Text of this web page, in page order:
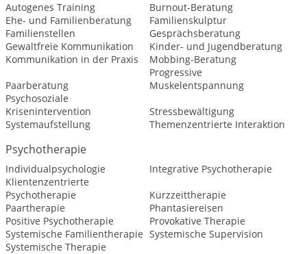
Autogenes Training
Burnout-Beratung
Ehe- und Familienberatung
Familienskulptur
Familienstellen
Gesprächsberatung
Gewaltfreie Kommunikation
Kinder- und Jugendberatung
Kommunikation in der Praxis
Mobbing-Beratung
Paarberatung
Progressive
Muskelentspannung
Psychosoziale
Krisenintervention
Stressbewältigung
Systemaufstellung
Themenzentrierte Interaktion
Psychotherapie
Individualpsychologie
Integrative Psychotherapie
Klientenzentrierte
Psychotherapie
Kurzzeittherapie
Paartherapie
Phantasiereisen
Positive Psychotherapie
Provokative Therapie
Systemische Familientherapie Systemische Supervision
Systemische Therapie